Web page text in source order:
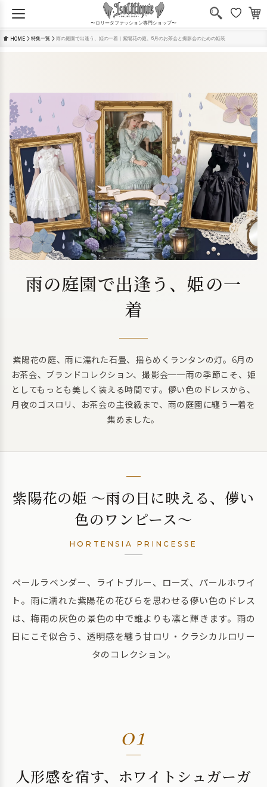
〜ロリータファッション専門ショップ〜
HOME 特集一覧 雨の庭園で出逢う、姫の一着｜紫陽花の庭、6月のお茶会と撮影会のための姫装
雨の庭園で出逢う、姫の一
着
紫陽花の庭、雨に濡れた石畳、揺らめくランタンの灯。6月の
お茶会、ブランドコレクション、撮影会──雨の季節こそ、姫
としてもっとも美しく装える時間です。儚い色のドレスから、
月夜のゴスロリ、お茶会の主役級まで、雨の庭園に纏う一着を
集めました。
紫陽花の姫 〜雨の日に映える、儚い
色のワンピース〜
HORTENSIA PRINCESSE
ペールラベンダー、ライトブルー、ローズ、パールホワイ
ト。雨に濡れた紫陽花の花びらを思わせる儚い色のドレス
は、梅雨の灰色の景色の中で誰よりも凛と輝きます。雨の
日にこそ似合う、透明感を纏う甘ロリ・クラシカルロリー
タのコレクション。
01
人形感を宿す、ホワイトシュガーガ